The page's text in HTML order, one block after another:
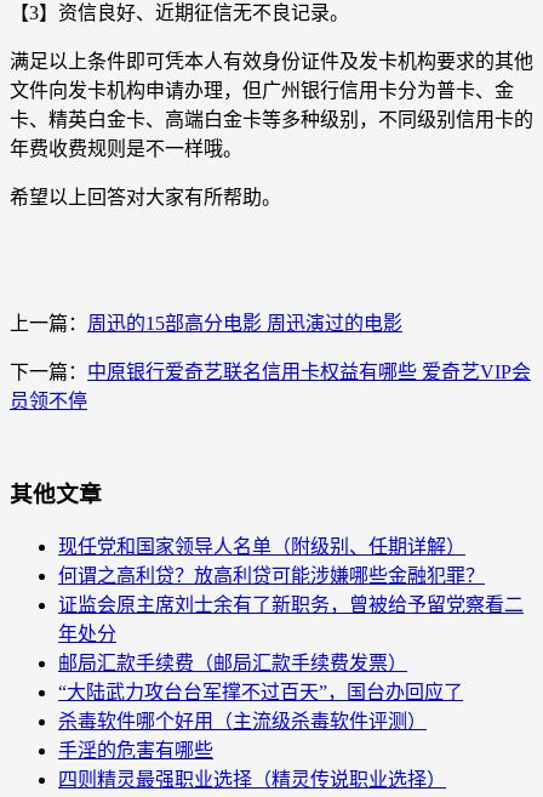
【3】资信良好、近期征信无不良记录。
满足以上条件即可凭本人有效身份证件及发卡机构要求的其他
文件向发卡机构申请办理，但广州银行信用卡分为普卡、金
卡、精英白金卡、高端白金卡等多种级别，不同级别信用卡的
年费收费规则是不一样哦。
希望以上回答对大家有所帮助。
上一篇： 周迅的15部高分电影 周迅演过的电影
下一篇： 中原银行爱奇艺联名信用卡权益有哪些 爱奇艺VIP会
员领不停
其他文章
现任党和国家领导人名单（附级别、任期详解）
何谓之高利贷？放高利贷可能涉嫌哪些金融犯罪？
证监会原主席刘士余有了新职务，曾被给予留党察看二
年处分
邮局汇款手续费（邮局汇款手续费发票）
“大陆武力攻台台军撑不过百天”，国台办回应了
杀毒软件哪个好用（主流级杀毒软件评测）
手淫的危害有哪些
四则精灵最强职业选择（精灵传说职业选择）